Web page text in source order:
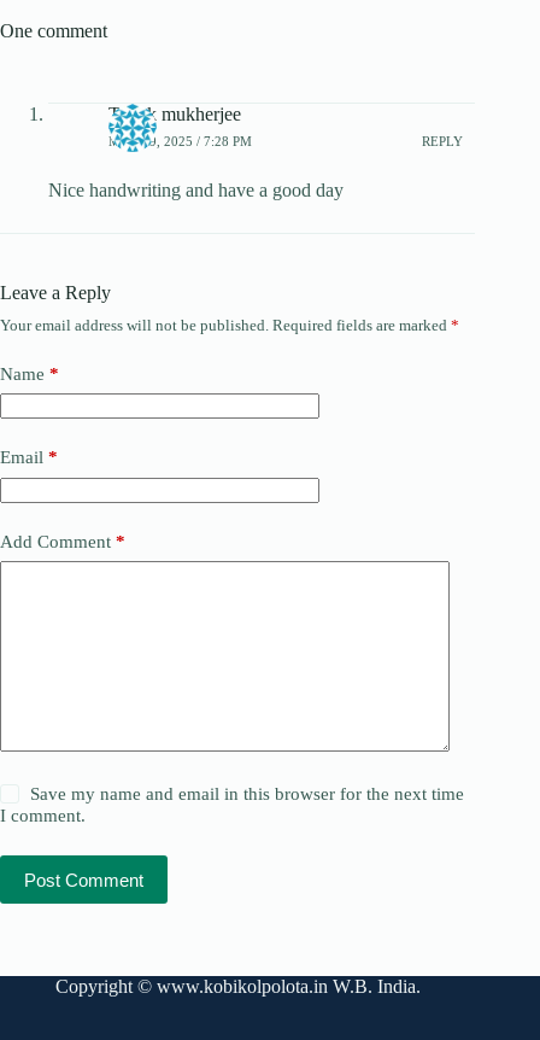
One comment
Tautik mukherjee
MAY 19, 2025 / 7:28 PM REPLY
Nice handwriting and have a good day
Leave a Reply
Your email address will not be published. Required fields are marked *
Name *
Email *
Add Comment *
Save my name and email in this browser for the next time
I comment.
Post Comment
Copyright © www.kobikolpolota.in W.B. India.